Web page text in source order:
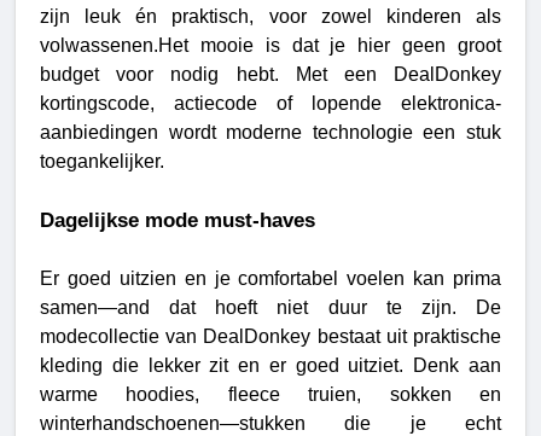
zijn leuk én praktisch, voor zowel kinderen als
volwassenen.Het mooie is dat je hier geen groot
budget voor nodig hebt. Met een DealDonkey
kortingscode, actiecode of lopende elektronica-
aanbiedingen wordt moderne technologie een stuk
toegankelijker.
Dagelijkse mode must-haves
Er goed uitzien en je comfortabel voelen kan prima
samen—and dat hoeft niet duur te zijn. De
modecollectie van DealDonkey bestaat uit praktische
kleding die lekker zit en er goed uitziet. Denk aan
warme hoodies, fleece truien, sokken en
winterhandschoenen—stukken die je echt